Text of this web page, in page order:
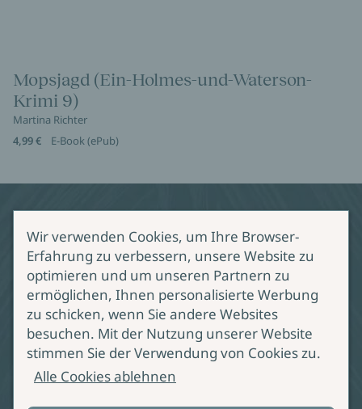
Während es daheim auf der schwäbischen Alb noch
auszuhalten ist, steht die Hitze über dem Bodensee,
wo Holmes‘ Herrchen eine kleine Mopshündin im
letzten Moment aus der brütenden Sonne rettet.
Holmes und sein Freund Polizist Waterson nehmen
die Ermittlungen auf. Sie
[...]
Mopsjagd (Ein-Holmes-und-
Waterson-Krimi 9)
Martina Richter
Wir verwenden Cookies, um Ihre Browser-
Erfahrung zu verbessern, unsere Website zu
optimieren und um unseren Partnern zu
ermöglichen, Ihnen personalisierte Werbung
zu schicken, wenn Sie andere Websites
besuchen. Mit der Nutzung unserer Website
stimmen Sie der Verwendung von Cookies zu.
Alle Cookies ablehnen